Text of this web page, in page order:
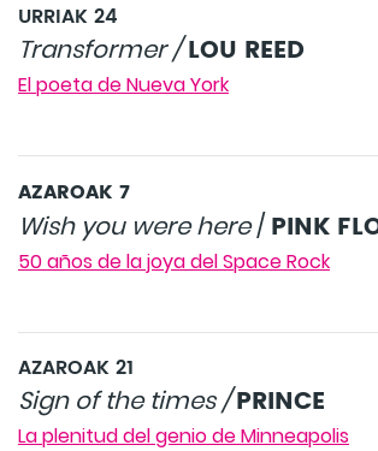
URRIAK 24
Transformer / LOU REED
El poeta de Nueva York
AZAROAK 7
Wish you were here/ PINK
50 años de la joya del Space Rock
AZAROAK 21
Sign of the times /PRINCE
La plenitud del genio de Minneapolis